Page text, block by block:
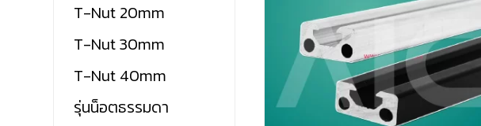
T-Nut 20mm
T-Nut 30mm
T-Nut 40mm
รุ่นน็อตธรรมดา